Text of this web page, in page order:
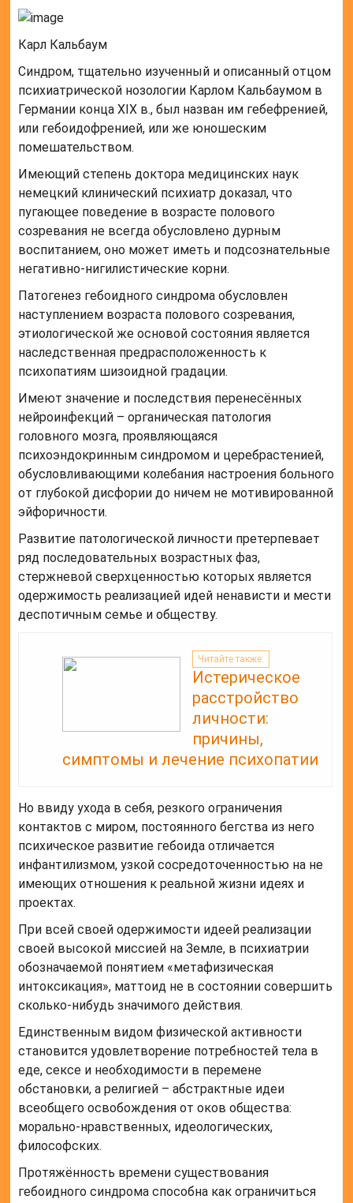
Карл Кальбаум
Синдром, тщательно изученный и описанный отцом
психиатрической нозологии Карлом Кальбаумом в
Германии конца XIX в., был назван им гебефренией,
или гебоидофренией, или же юношеским
помешательством.
Имеющий степень доктора медицинских наук
немецкий клинический психиатр доказал, что
пугающее поведение в возрасте полового
созревания не всегда обусловлено дурным
воспитанием, оно может иметь и подсознательные
негативно-нигилистические корни.
Патогенез гебоидного синдрома обусловлен
наступлением возраста полового созревания,
этиологической же основой состояния является
наследственная предрасположенность к
психопатиям шизоидной градации.
Имеют значение и последствия перенесённых
нейроинфекций – органическая патология
головного мозга, проявляющаяся
психоэндокринным синдромом и церебрастенией,
обусловливающими колебания настроения больного
от глубокой дисфории до ничем не мотивированной
эйфоричности.
Развитие патологической личности претерпевает
ряд последовательных возрастных фаз,
стержневой сверхценностью которых является
одержимость реализацией идей ненависти и мести
деспотичным семье и обществу.
Читайте также:
Истерическое
расстройство
личности:
причины,
симптомы и лечение психопатии
Но ввиду ухода в себя, резкого ограничения
контактов с миром, постоянного бегства из него
психическое развитие гебоида отличается
инфантилизмом, узкой сосредоточенностью на не
имеющих отношения к реальной жизни идеях и
проектах.
При всей своей одержимости идеей реализации
своей высокой миссией на Земле, в психиатрии
обозначаемой понятием «метафизическая
интоксикация», маттоид не в состоянии совершить
сколько-нибудь значимого действия.
Единственным видом физической активности
становится удовлетворение потребностей тела в
еде, сексе и необходимости в перемене
обстановки, а религией – абстрактные идеи
всеобщего освобождения от оков общества:
морально-нравственных, идеологических,
философских.
Протяжённость времени существования
гебоидного синдрома способна как ограничиться